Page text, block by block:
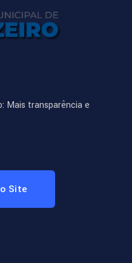
Mais transparência e
Site